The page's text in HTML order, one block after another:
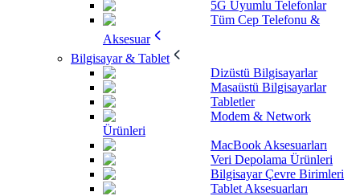
5G Uyumlu Telefonlar
Tüm Cep Telefonu &
Aksesuar
Bilgisayar & Tablet
Dizüstü Bilgisayarlar
Masaüstü Bilgisayarlar
Tabletler
Modem & Network
Ürünleri
MacBook Aksesuarları
Veri Depolama Ürünleri
Bilgisayar Çevre Birimleri
Tablet Aksesuarları